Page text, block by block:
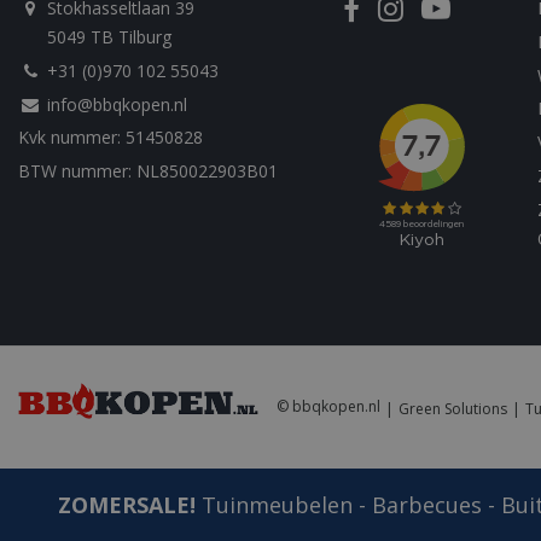
ZOMERSALE! Tuinmeubelen - Barbecues -
Stokhasseltlaan 39
5049 TB Tilburg
+31 (0)970 102 55043
info@bbqkopen.nl
Kvk nummer: 51450828
BTW nummer: NL850022903B01
© bbqkopen.nl Green Solutions
Strikt
accountbeheer.
__cf_bm
_ga